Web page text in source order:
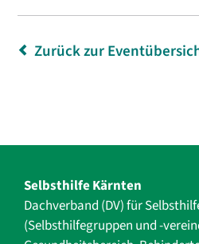
Zurück zur
Selbsthilfe Kärnten
Dachverband (DV) für
(Selbsthilfegruppen und -